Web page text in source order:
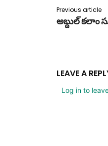
Previous article
అబ్దుల్ కలాం
LEAVE A
Log in to